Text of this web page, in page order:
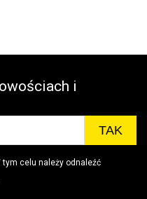
i
tym celu należy odnaleźć